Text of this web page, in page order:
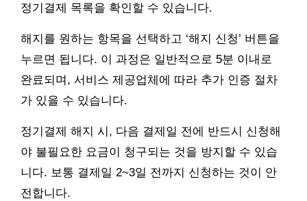
정기결제 목록을 확인할 수 있습니다.
해지를 원하는 항목을 선택하고 ‘해지 신청’ 버튼을
누르면 됩니다. 이 과정은 일반적으로 5분 이내로
완료되며, 서비스 제공업체에 따라 추가 인증 절차
가 있을 수 있습니다.
정기결제 해지 시, 다음 결제일 전에 반드시 신청해
야 불필요한 요금이 청구되는 것을 방지할 수 있습
니다. 보통 결제일 2~3일 전까지 신청하는 것이 안
전합니다.